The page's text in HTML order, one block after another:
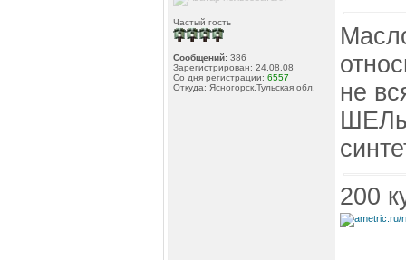
Частый гость
Сообщений: 386
Зарегистрирован: 24.08.08
Со дня регистрации: 6557
Откуда: Ясногорск,Тульская обл.
не
200